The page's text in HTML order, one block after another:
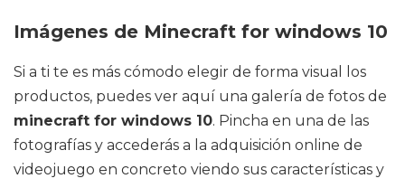
Imágenes de Minecraft for windows 10
Si a ti te es más cómodo elegir de forma visual los
productos, puedes ver aquí una galería de fotos de
minecraft for windows 10. Pincha en una de las
fotografías y accederás a la adquisición online de
videojuego en concreto viendo sus características y